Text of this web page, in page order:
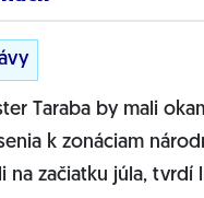
Taraba by mali
k zonáciam
na začiatku júla, tvrdí